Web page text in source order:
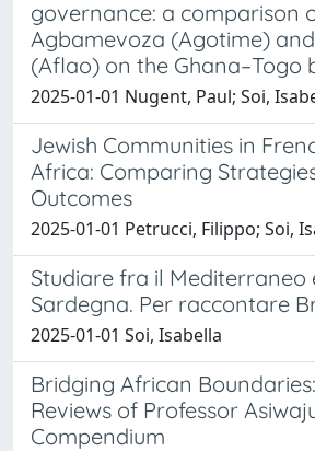
governance: a comparison
Agbamevoza (Agotime)
(Aflao) on the Ghana–Togo
2025-01-01 Nugent, Paul; Soi,
Jewish Communities in
Africa: Comparing
Outcomes
2025-01-01 Petrucci, Filippo; Soi,
Studiare fra il Mediterraneo
Sardegna. Per raccontare
2025-01-01 Soi, Isabella
Bridging African
Reviews of Professor
Compendium